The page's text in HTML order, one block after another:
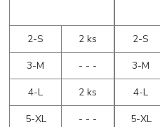
2-S
2 ks
3-M
- - -
4-L
2 ks
5-XL
- - -
2-S
3-M
4-L
5-XL